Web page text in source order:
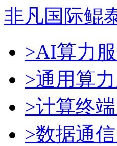
非凡国际鲲
>AI算力
>通用算
>计算终
>数据通